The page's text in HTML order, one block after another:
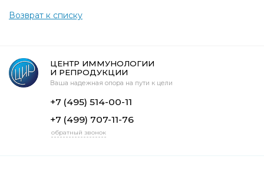
Возврат к списку
ЦЕНТР ИММУНОЛОГИИ
И РЕПРОДУКЦИИ
Ваша надежная опора на пути к цели
+7 (495) 514-00-11
+7 (499) 707-11-76
обратный звонок